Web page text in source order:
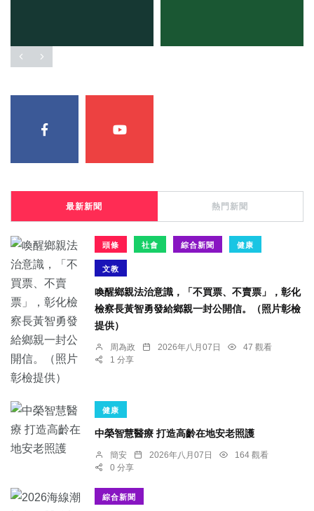
最新新聞 熱門新聞
頭條 社會 綜合新聞 健康
文教
喚醒鄉親法治意識，「不買票、不賣票」，彰化
檢察長黃智勇發給鄉親一封公開信。（照片彰檢
提供）
周為政 2026年八月07日
47 觀看
1 分享
健康
中榮智慧醫療 打造高齡在地安老照護
簡安 2026年八月07日
164 觀看
0 分享
綜合新聞